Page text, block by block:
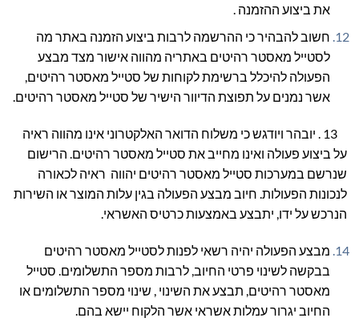
את ביצוע ההזמנה .
חשוב להבהיר כי ההרשמה לרבות ביצוע הזמנה באתר מה
לסטייל מאסטר רהיטים באתריה מהווה אישור מצד מבצע
הפעולה להיכלל ברשימת לקוחות של סטייל מאסטר רהיטים,
אשר נמנים על תפוצת הדיוור הישיר של סטייל מאסטר רהיטים.
13 . יובהר ויודגש כי משלוח הדואר האלקטרוני אינו מהווה ראיה
על ביצוע פעולה ואינו מחייב את סטייל מאסטר רהיטים. הרישום
שנרשם במערכות סטייל מאסטר רהיטים יהווה ראיה לכאורה
לנכונות הפעולות. חיוב מבצע הפעולה בגין עלות המוצר או השירות
הנרכש על ידו, יתבצע באמצעות כרטיס האשראי.
מבצע הפעולה יהיה רשאי לפנות לסטייל מאסטר רהיטים
בבקשה לשינוי פרטי החיוב, לרבות מספר התשלומים. סטייל
מאסטר רהיטים, תבצע את השינוי , שינוי מספר התשלומים או
החיוב יגרור עמלות אשראי אשר הלקוח יישא בהם.